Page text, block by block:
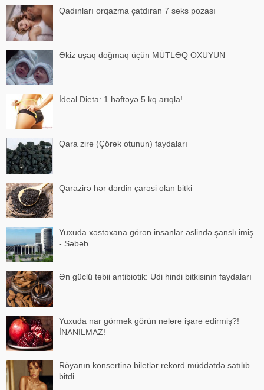
Qadınları orqazma çatdıran 7 seks pozası
Əkiz uşaq doğmaq üçün MÜTLƏQ OXUYUN
İdeal Dieta: 1 həftəyə 5 kq arıqla!
Qara zirə (Çörək otunun) faydaları
Qarazirə hər dərdin çarəsi olan bitki
Yuxuda xəstəxana görən insanlar əslində şanslı imiş
- Səbəb...
Ən güclü təbii antibiotik: Udi hindi bitkisinin faydaları
Yuxuda nar görmək görün nələrə işarə edirmiş?!
İNANILMAZ!
Röyanın konsertinə biletlər rekord müddətdə satılıb
bitdi